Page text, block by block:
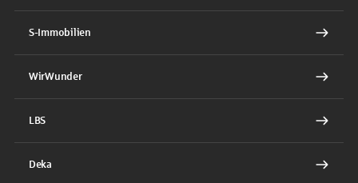
S-Immobilien
WirWunder
LBS
Deka